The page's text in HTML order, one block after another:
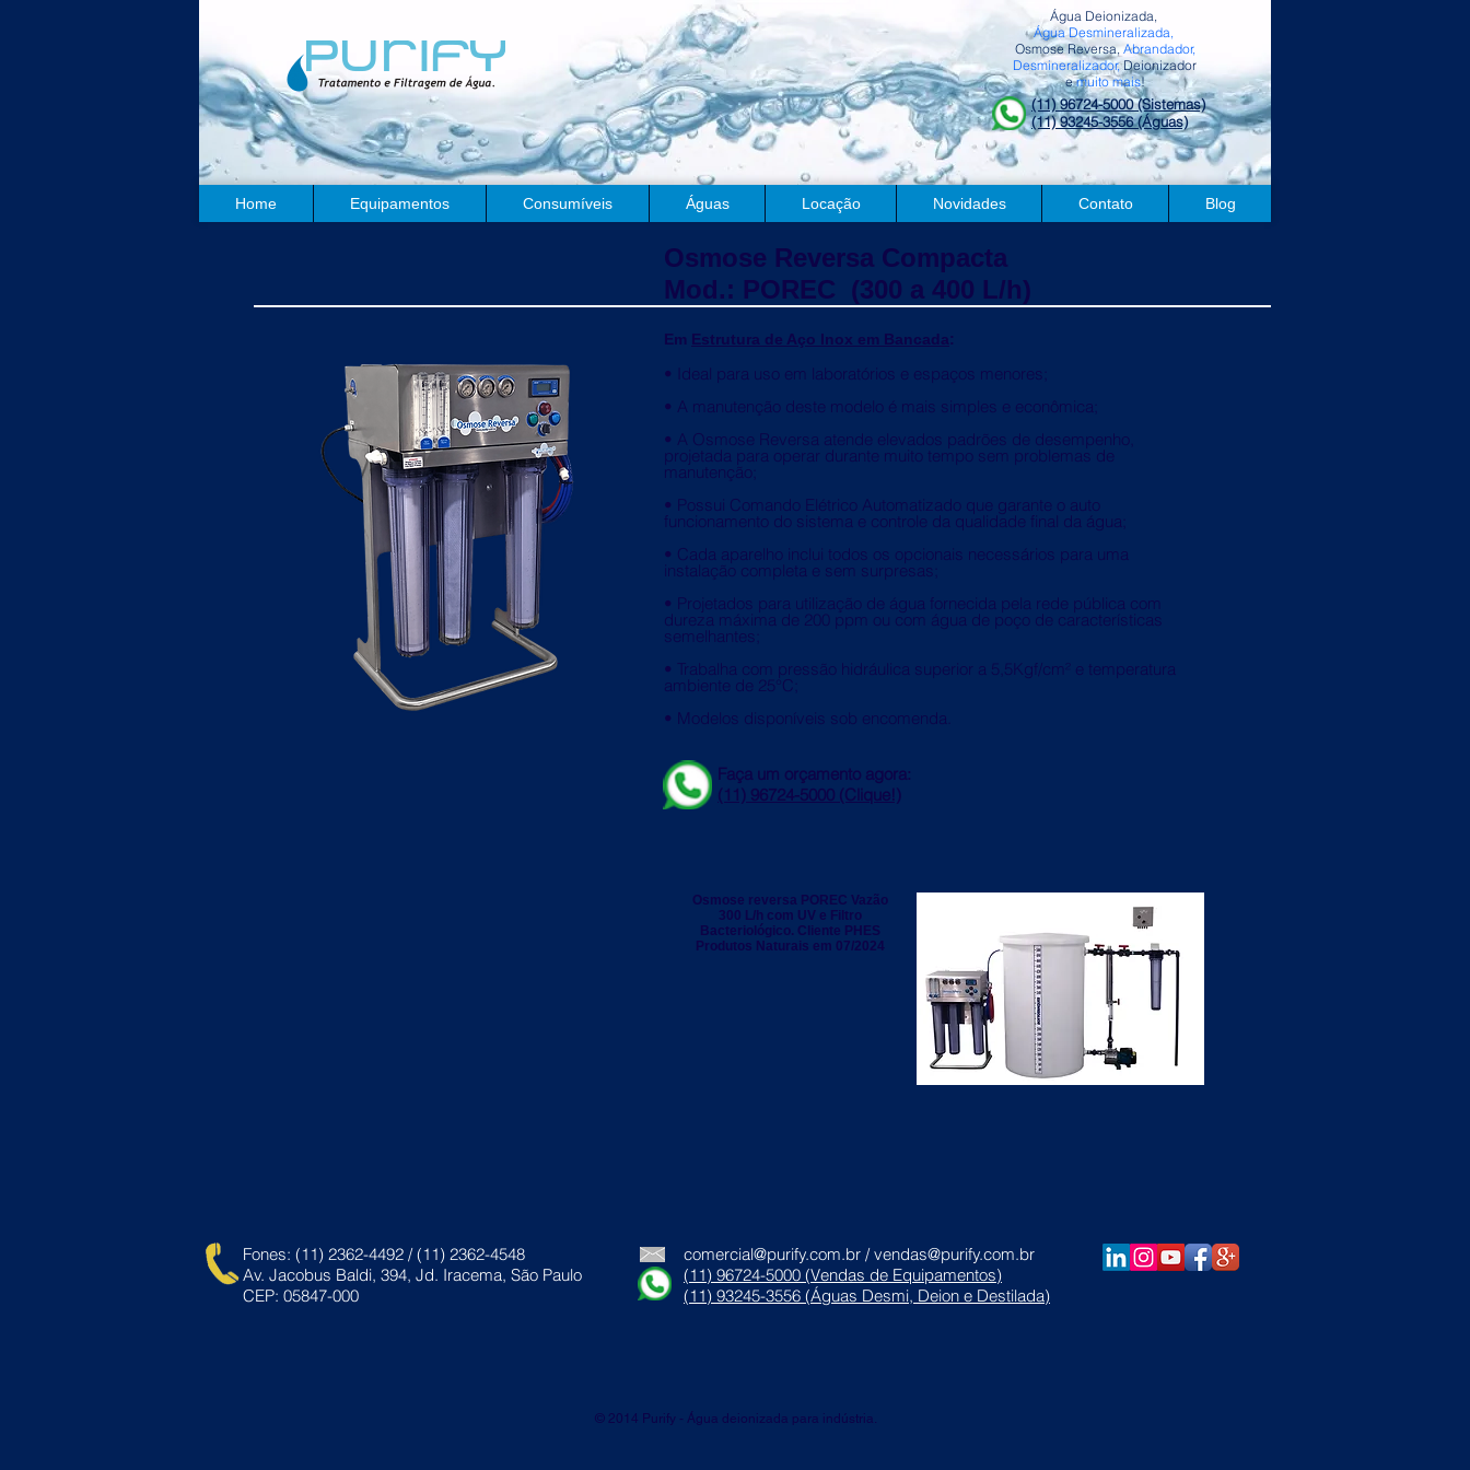
Água Deionizada,
Água Desmineralizada,
Osmose Reversa,Abrandador,
Desmineralizador, Deionizador
emuito mais!
(11) 96724-5000 (Sistemas)
(11) 93245-3556 (Águas)
Home Equipamentos Consumíveis Águas Locação Novidades Contato Blog
Osmose Reversa Compacta
Mod.: POREC (300 a 400 L/h)
Em Estrutura de Aço Inox em Bancada:
• Ideal para uso em laboratórios e espaços menores;
• A manutenção deste modelo é mais simples e econômica;
• A Osmose Reversa atende elevados padrões de desempenho,
projetada para operar durante muito tempo sem problemas de
manutenção;
• Possui Comando Elétrico Automatizado que garante o auto
funcionamento do sistema e controle da qualidade final da água;
• Cada aparelho inclui todos os opcionais necessários para uma
instalação completa e sem surpresas;
• Projetados para utilização de água fornecida pela rede pública com
dureza máxima de 200 ppm ou com água de poço de características
semelhantes;
• Trabalha com pressão hidráulica superior a 5,5Kgf/cm² e temperatura
ambiente de 25°C;
• Modelos disponíveis sob encomenda.
Faça um orçamento agora:
(11) 96724-5000 (Clique!)
Osmose reversa POREC Vazão
300 L/h com UV e Filtro
Bacteriológico. Cliente PHES
Produtos Naturais em 07/2024
Fones: (11) 2362-4492 / (11) 2362-4548
Av. Jacobus Baldi, 394, Jd. Iracema, São Paulo
CEP: 05847-000
comercial@purify.com.br /vendas@purify.com.br
(11) 96724-5000 (Vendas de Equipamentos)
(11) 93245-3556 (Águas Desmi, Deion e Destilada)
© 2014 Purify - Água deionizada para indústria.